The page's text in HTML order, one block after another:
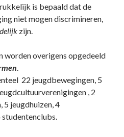
is bepaald dat de
niet mogen discrimineren,
zijn.
worden overigens opgedeeld
.
22 jeugdbewegingen, 5
, 2
jeugdhuizen, 4